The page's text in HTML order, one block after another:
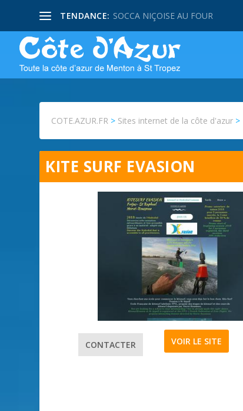
TENDANCE: SOCCA NIÇOISE AU FOUR
COTE.AZUR.FR > Sites internet de la côte d'azur >
KITE SURF EVASION
CONTACTER VOIR LE SITE